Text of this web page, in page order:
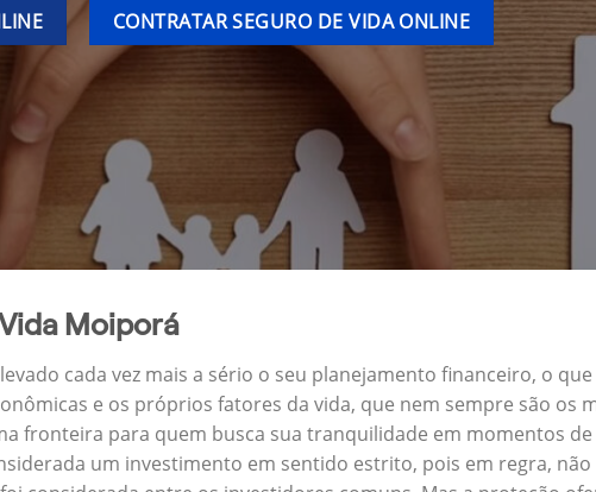
CONTRATAR SEGURO DE VIDA ONLINE
Moiporá
cada vez mais a sério o seu planejamento financeiro, o
e os próprios fatores da vida, que nem sempre são os
fronteira para quem busca sua tranquilidade em momentos
um investimento em sentido estrito, pois em regra,